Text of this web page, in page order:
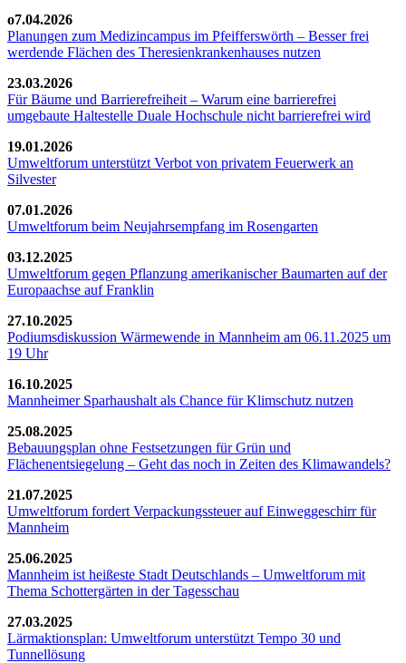
o7.04.2026
Planungen zum Medizincampus im Pfeifferswörth – Besser frei
werdende Flächen des Theresienkrankenhauses nutzen
23.03.2026
Für Bäume und Barrierefreiheit – Warum eine barrierefrei
umgebaute Haltestelle Duale Hochschule nicht barrierefrei wird
19.01.2026
Umweltforum unterstützt Verbot von privatem Feuerwerk an
Silvester
07.01.2026
Umweltforum beim Neujahrsempfang im Rosengarten
03.12.2025
Umweltforum gegen Pflanzung amerikanischer Baumarten auf der
Europaachse auf Franklin
27.10.2025
Podiumsdiskussion Wärmewende in Mannheim am 06.11.2025 um
19 Uhr
16.10.2025
Mannheimer Sparhaushalt als Chance für Klimschutz nutzen
25.08.2025
Bebauungsplan ohne Festsetzungen für Grün und
Flächenentsiegelung – Geht das noch in Zeiten des Klimawandels?
21.07.2025
Umweltforum fordert Verpackungssteuer auf Einweggeschirr für
Mannheim
25.06.2025
Mannheim ist heißeste Stadt Deutschlands – Umweltforum mit
Thema Schottergärten in der Tagesschau
27.03.2025
Lärmaktionsplan: Umweltforum unterstützt Tempo 30 und
Tunnellösung